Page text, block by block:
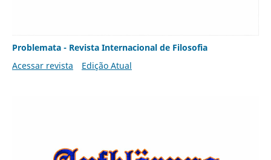
Problemata - Revista Internacional de Filosofia
Acessar revista
Edição Atual